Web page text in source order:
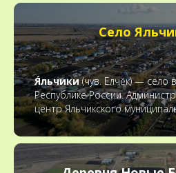
Село
Я́льчики(чув. Елчĕк) — село
Республике России.
центр Яльчикского